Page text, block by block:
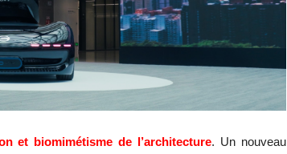
et biomimétismede l’architecture. Un nouveau